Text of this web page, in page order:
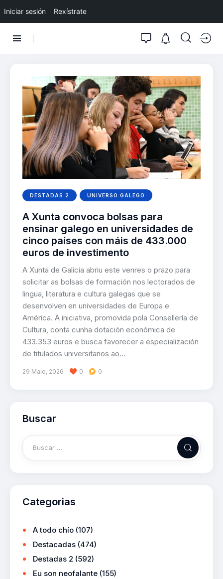
Iniciar sesión Rexístrate
DESTADAS 2 UNIVERSO GALEGO
A Xunta convoca bolsas para
ensinar galego en universidades de
cinco países con máis de 433.000
euros de investimento
A Xunta de Galicia abriu este venres o prazo para
solicitar as bolsas de formación nos lectorados de
lingua, literatura e cultura galegas que se
desenvolven en universidades de Europa e
América. A iniciativa, promovida pola Consellería de
Cultura, conta cunha dotación económica de
433.353 euros e busca favorecer a especialización
de titulados universitarios ao…
29 Maio, 2026 0 0
Buscar
Categorias
A todo chío (107)
Destacadas (474)
Destadas 2 (592)
Eu son neofalante (155)